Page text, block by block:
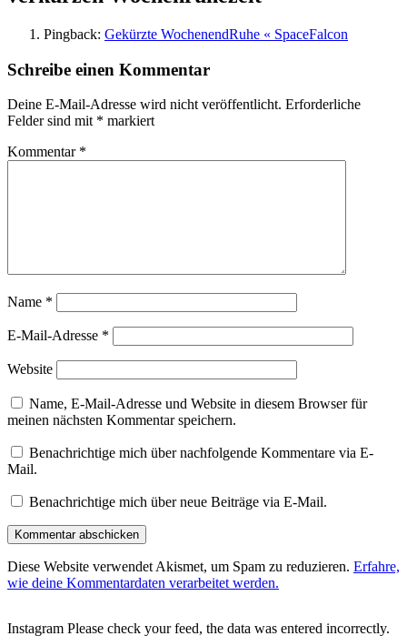
Pingback: Gekürzte WochenendRuhe « SpaceFalcon
Schreibe einen Kommentar
Deine E-Mail-Adresse wird nicht veröffentlicht. Erforderliche
Felder sind mit * markiert
Kommentar *
Name *
E-Mail-Adresse *
Website
Name, E-Mail-Adresse und Website in diesem Browser für
meinen nächsten Kommentar speichern.
Benachrichtige mich über nachfolgende Kommentare via E-
Mail.
Benachrichtige mich über neue Beiträge via E-Mail.
Diese Website verwendet Akismet, um Spam zu reduzieren. Erfahre,
wie deine Kommentardaten verarbeitet werden.
Instagram Please check your feed, the data was entered incorrectly.